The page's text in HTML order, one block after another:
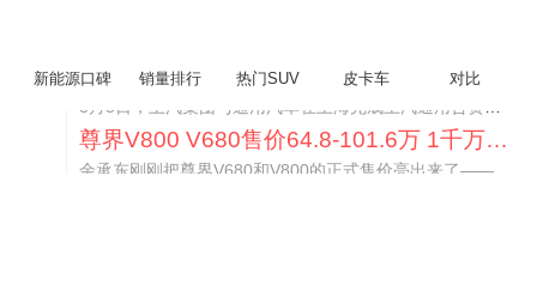
新能源口碑 销量排行 热门SUV 皮卡车 对比通用CEO缺席签约 3年未踏足中国 释放反常信号
尊界V800 V680售价64.8-101.6万 1千万内最好的MPV
余承东刚刚把尊界V680和V800的正式售价亮出来了——64.8万起和76.6万起。对比预售时65-90万和80-120万的区间，起售价都往下调了一截，这个信号很明确：尊界想在百万级MPV市场尽快站稳脚跟。